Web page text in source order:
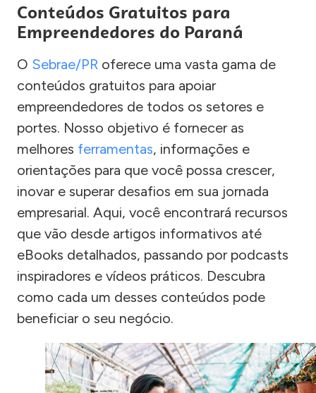
Conteúdos Gratuitos para
Empreendedores do Paraná
O Sebrae/PR oferece uma vasta gama de
conteúdos gratuitos para apoiar
empreendedores de todos os setores e
portes. Nosso objetivo é fornecer as
melhores ferramentas, informações e
orientações para que você possa crescer,
inovar e superar desafios em sua jornada
empresarial. Aqui, você encontrará recursos
que vão desde artigos informativos até
eBooks detalhados, passando por podcasts
inspiradores e vídeos práticos. Descubra
como cada um desses conteúdos pode
beneficiar o seu negócio.